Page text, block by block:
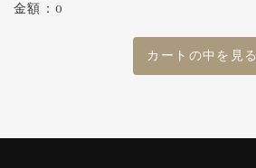
金額：0
カートの中を見る